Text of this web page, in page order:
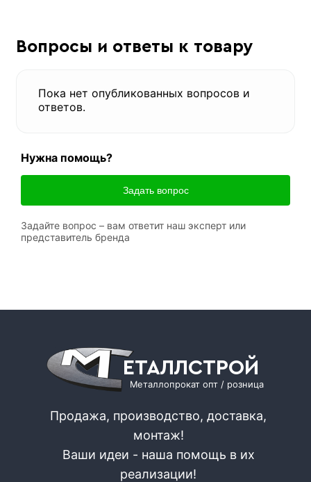
Вопросы и ответы к товару
Пока нет опубликованных вопросов и
ответов.
Нужна помощь?
Задать вопрос
Задайте вопрос – вам ответит наш эксперт или
представитель бренда
ЕТАЛЛСТРОЙ
Металлопрокат опт / розница
Продажа, производство, доставка,
монтаж!
Ваши идеи - наша помощь в их
реализации!